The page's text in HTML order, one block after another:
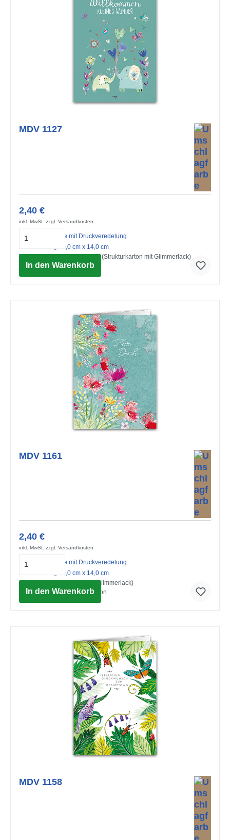
MDV 1127
2,40 €
inkl. MwSt. zzgl. Versandkosten
Midi-Doppelkarte mit Druckveredelung
mit Umschlag 10,0 cm x 14,0 cm
Willkommen, kleines Wunder (Strukturkarton mit Glimmerlack)
© Advocate Art / Pope Twins
In den Warenkorb
MDV 1161
2,40 €
inkl. MwSt. zzgl. Versandkosten
Midi-Doppelkarte mit Druckveredelung
mit Umschlag 10,0 cm x 14,0 cm
Für Dich (Strukturkarton mit Glimmerlack)
© Advocate Art / Victoria Nelson
In den Warenkorb
MDV 1158